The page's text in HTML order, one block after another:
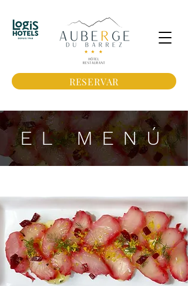
RESERVAR
EL MENÚ